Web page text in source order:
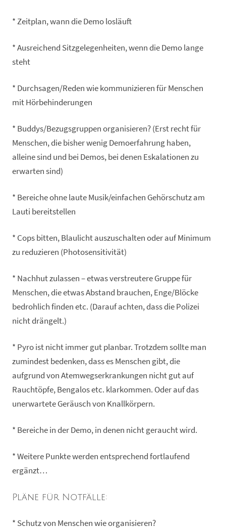
* Zeitplan, wann die Demo losläuft
* Ausreichend Sitzgelegenheiten, wenn die Demo lange
steht
* Durchsagen/Reden wie kommunizieren für Menschen
mit Hörbehinderungen
* Buddys/Bezugsgruppen organisieren? (Erst recht für
Menschen, die bisher wenig Demoerfahrung haben,
alleine sind und bei Demos, bei denen Eskalationen zu
erwarten sind)
* Bereiche ohne laute Musik/einfachen Gehörschutz am
Lauti bereitstellen
* Cops bitten, Blaulicht auszuschalten oder auf Minimum
zu reduzieren (Photosensitivität)
* Nachhut zulassen – etwas verstreutere Gruppe für
Menschen, die etwas Abstand brauchen, Enge/Blöcke
bedrohlich finden etc. (Darauf achten, dass die Polizei
nicht drängelt.)
* Pyro ist nicht immer gut planbar. Trotzdem sollte man
zumindest bedenken, dass es Menschen gibt, die
aufgrund von Atemwegserkrankungen nicht gut auf
Rauchtöpfe, Bengalos etc. klarkommen. Oder auf das
unerwartete Geräusch von Knallkörpern.
* Bereiche in der Demo, in denen nicht geraucht wird.
* Weitere Punkte werden entsprechend fortlaufend
ergänzt…
Pläne für Notfälle:
* Schutz von Menschen wie organisieren?